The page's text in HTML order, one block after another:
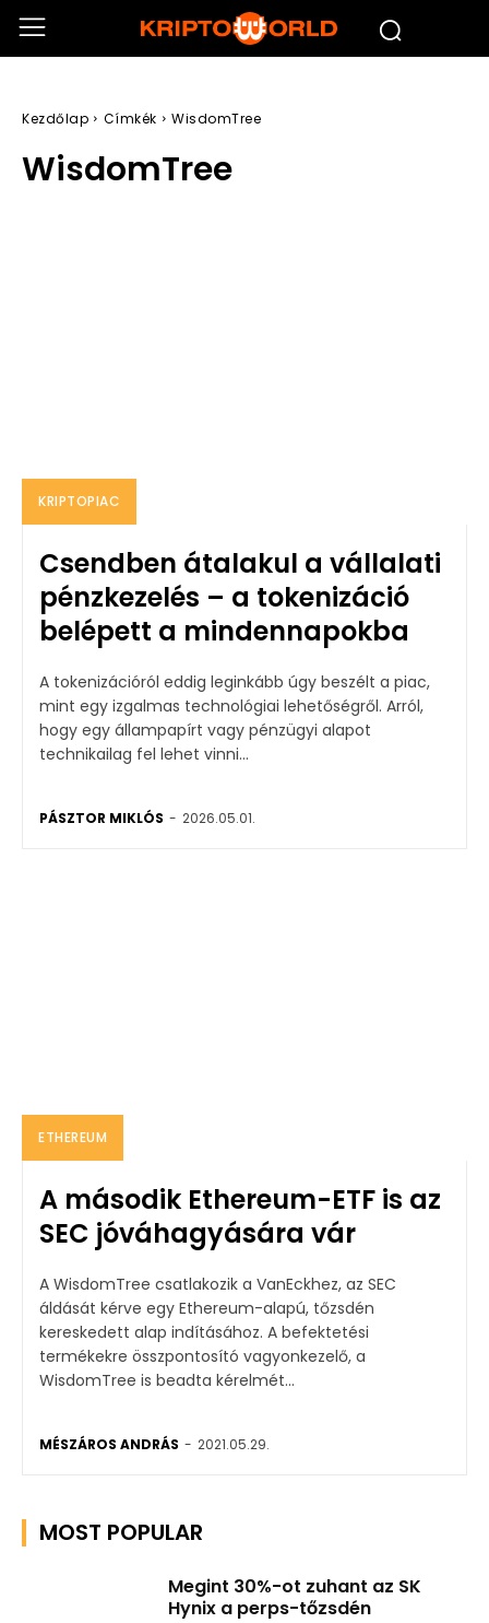
Kezdőlap Címkék WisdomTree
WisdomTree
KRIPTOPIAC
Csendben átalakul a vállalati
pénzkezelés – a tokenizáció
belépett a mindennapokba
A tokenizációról eddig leginkább úgy beszélt a piac,
mint egy izgalmas technológiai lehetőségről. Arról,
hogy egy állampapírt vagy pénzügyi alapot
technikailag fel lehet vinni...
PÁSZTOR MIKLÓS - 2026.05.01.
ETHEREUM
A második Ethereum-ETF is az
SEC jóváhagyására vár
A WisdomTree csatlakozik a VanEckhez, az SEC
áldását kérve egy Ethereum-alapú, tőzsdén
kereskedett alap indításához. A befektetési
termékekre összpontosító vagyonkezelő, a
WisdomTree is beadta kérelmét...
MÉSZÁROS ANDRÁS - 2021.05.29.
MOST POPULAR
Megint 30%-ot zuhant az SK
Hynix a perps-tőzsdén